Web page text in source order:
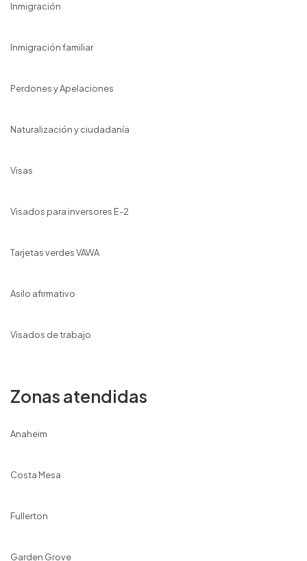
Inmigración
Inmigración familiar
Perdones y Apelaciones
Naturalización y ciudadanía
Visas
Visados para inversores E-2
Tarjetas verdes VAWA
Asilo afirmativo
Visados de trabajo
Zonas atendidas
Anaheim
Costa Mesa
Fullerton
Garden Grove